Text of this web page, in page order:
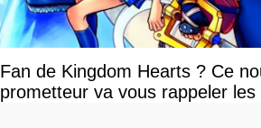
Fan de Kingdom Hearts ? Ce
prometteur va vous rappeler